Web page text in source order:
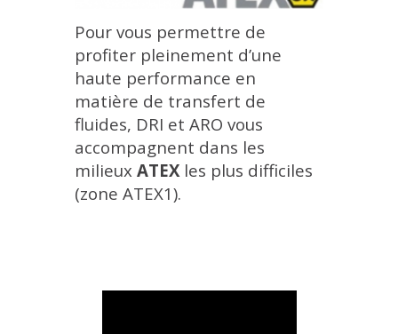
Pour vous permettre de
profiter pleinement d’une
haute performance en
matière de transfert de
fluides, DRI et ARO vous
accompagnent dans les
milieux ATEXles plus difficiles
(zone ATEX1).